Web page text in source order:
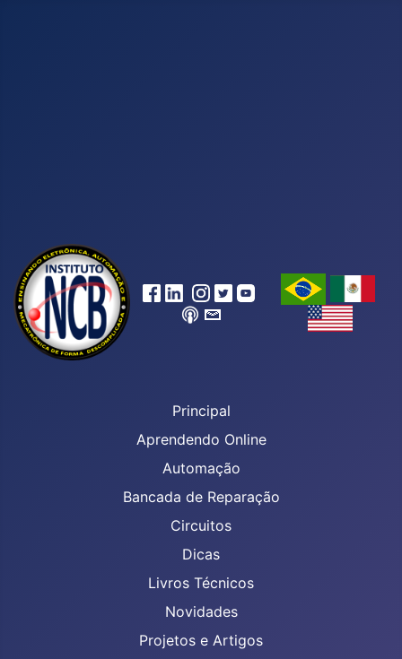
Principal
Aprendendo Online
Automação
Bancada de Reparação
Circuitos
Dicas
Livros Técnicos
Novidades
Projetos e Artigos